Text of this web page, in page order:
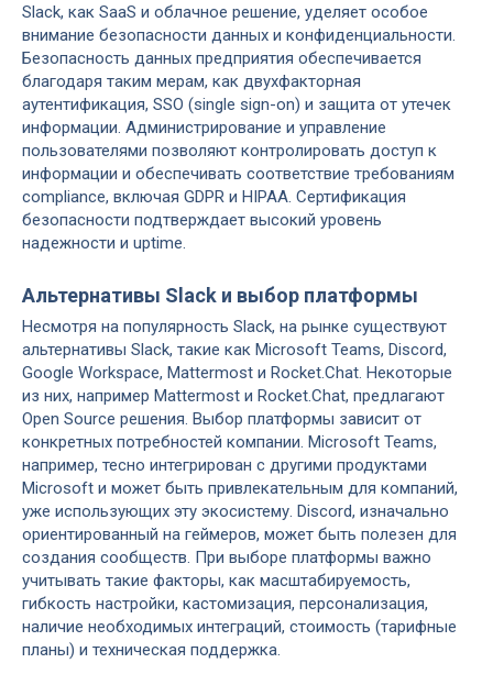
Slack, как SaaS и облачное решение, уделяет особое
внимание безопасности данных и конфиденциальности.
Безопасность данных предприятия обеспечивается
благодаря таким мерам, как двухфакторная
аутентификация, SSO (single sign-on) и защита от утечек
информации. Администрирование и управление
пользователями позволяют контролировать доступ к
информации и обеспечивать соответствие требованиям
compliance, включая GDPR и HIPAA. Сертификация
безопасности подтверждает высокий уровень
надежности и uptime.
Альтернативы Slack и выбор платформы
Несмотря на популярность Slack, на рынке существуют
альтернативы Slack, такие как Microsoft Teams, Discord,
Google Workspace, Mattermost и Rocket.Chat. Некоторые
из них, например Mattermost и Rocket.Chat, предлагают
Open Source решения. Выбор платформы зависит от
конкретных потребностей компании. Microsoft Teams,
например, тесно интегрирован с другими продуктами
Microsoft и может быть привлекательным для компаний,
уже использующих эту экосистему. Discord, изначально
ориентированный на геймеров, может быть полезен для
создания сообществ. При выборе платформы важно
учитывать такие факторы, как масштабируемость,
гибкость настройки, кастомизация, персонализация,
наличие необходимых интеграций, стоимость (тарифные
планы) и техническая поддержка.